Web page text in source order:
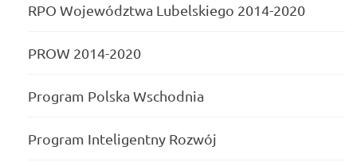
RPO Województwa Lubelskiego 2014-2020
PROW 2014-2020
Program Polska Wschodnia
Program Inteligentny Rozwój